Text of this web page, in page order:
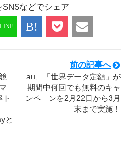
SNSなどでシェア
と
前の記事へ
au、「世界データ定額」が
期間中何回でも無料のキャ
ンペーンを2月22日から3月
末まで実施！